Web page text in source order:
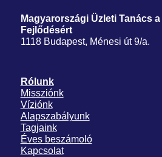
Magyarországi Üzleti Tanács
Fejlődésért
1118 Budapest, Ménesi út 9/a.
Rólunk
Missziónk
Víziónk
Alapszabályunk
Tagjaink
Éves beszámoló
Kapcsolat